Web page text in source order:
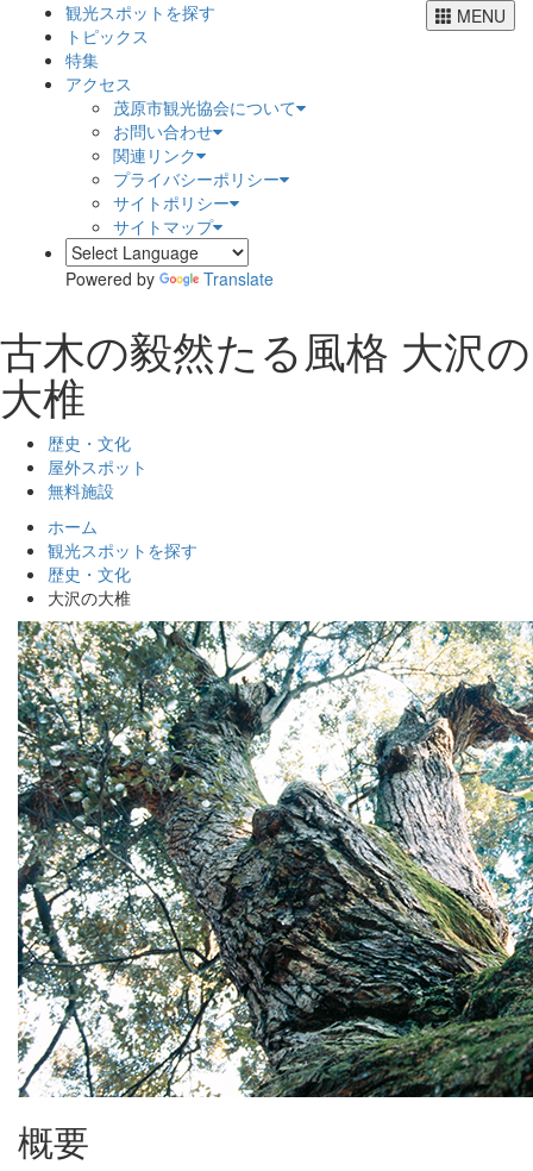
MENU
観光スポットを探す
トピックス
特集
アクセス
茂原市観光協会について
お問い合わせ
関連リンク
プライバシーポリシー
サイトポリシー
サイトマップ
Powered by Translate
古木の毅然たる風格 大沢の
大椎
歴史・文化
屋外スポット
無料施設
ホーム
観光スポットを探す
歴史・文化
大沢の大椎
概要